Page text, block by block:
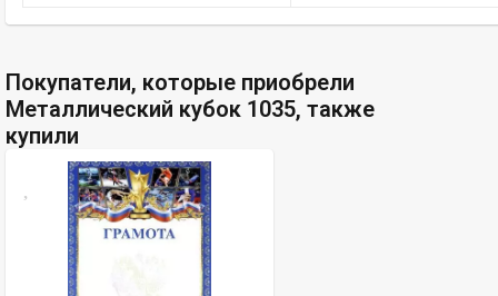
Покупатели, которые приобрели
Металлический кубок 1035, также
купили